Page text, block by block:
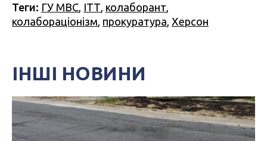
Теги: ГУ МВС ІТТ колаборант
колабораціонізм прокуратура Херсон
ІНШІ НОВИНИ